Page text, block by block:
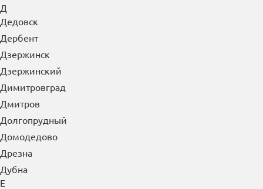
Д
Дедовск
Дербент
Дзержинск
Дзержинский
Димитровград
Дмитров
Долгопрудный
Домодедово
Дрезна
Дубна
Е